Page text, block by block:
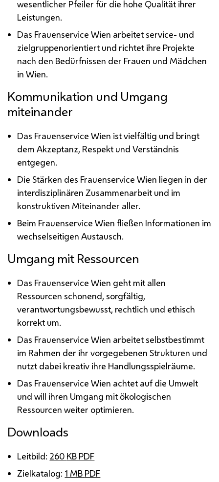
wesentlicher Pfeiler für die hohe Qualität ihrer
Leistungen.
Das Frauenservice Wien arbeitet service- und
zielgruppenorientiert und richtet ihre Projekte
nach den Bedürfnissen der Frauen und Mädchen
in Wien.
Kommunikation und Umgang
miteinander
Das Frauenservice Wien ist vielfältig und bringt
dem Akzeptanz, Respekt und Verständnis
entgegen.
Die Stärken des Frauenservice Wien liegen in der
interdisziplinären Zusammenarbeit und im
konstruktiven Miteinander aller.
Beim Frauenservice Wien fließen Informationen im
wechselseitigen Austausch.
Umgang mit Ressourcen
Das Frauenservice Wien geht mit allen
Ressourcen schonend, sorgfältig,
verantwortungsbewusst, rechtlich und ethisch
korrekt um.
Das Frauenservice Wien arbeitet selbstbestimmt
im Rahmen der ihr vorgegebenen Strukturen und
nutzt dabei kreativ ihre Handlungsspielräume.
Das Frauenservice Wien achtet auf die Umwelt
und will ihren Umgang mit ökologischen
Ressourcen weiter optimieren.
Downloads
Leitbild: 260 KB PDF
Zielkatalog: 1 MB PDF